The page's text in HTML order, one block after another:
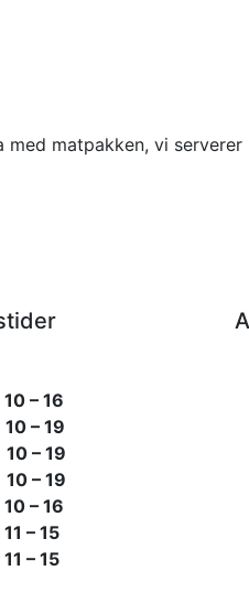
med matpakken, vi
– 16
– 19
– 19
– 19
– 16
– 15
– 15